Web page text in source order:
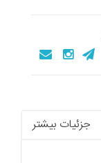
جزئیات بیشتر